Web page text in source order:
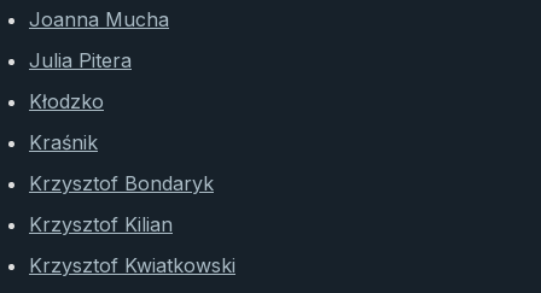
Joanna Mucha
Julia Pitera
Kłodzko
Kraśnik
Krzysztof Bondaryk
Krzysztof Kilian
Krzysztof Kwiatkowski